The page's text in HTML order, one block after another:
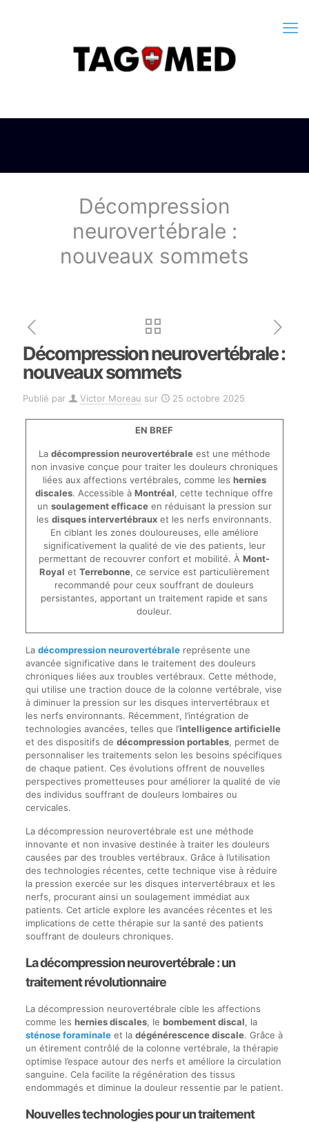
Décompression
neurovertébrale :
nouveaux sommets
Décompression neurovertébrale :
nouveaux sommets
Publié par Victor Moreau sur 25 octobre 2025
EN BREF
La décompression neurovertébraleest une méthode
non invasive conçue pour traiter les douleurs chroniques
liées aux affections vertébrales, comme les hernies
discales. Accessible àMontréal, cette technique offre
un soulagement efficaceen réduisant la pression sur
lesdisques intervertébraux et les nerfs environnants.
En ciblant les zones douloureuses, elle améliore
significativement la qualité de vie des patients, leur
permettant de recouvrer confort et mobilité. ÀMont-
Royal et Terrebonne, ce service est particulièrement
recommandé pour ceux souffrant de douleurs
persistantes, apportant un traitement rapide et sans
douleur.
La décompression neurovertébralereprésente une
avancée significative dans le traitement des douleurs
chroniques liées aux troubles vertébraux. Cette méthode,
qui utilise une traction douce de la colonne vertébrale, vise
à diminuer la pression sur les disques intervertébraux et
les nerfs environnants. Récemment, l’intégration de
technologies avancées, telles que l’intelligence artificielle
et des dispositifs de décompression portables, permet de
personnaliser les traitements selon les besoins spécifiques
de chaque patient. Ces évolutions offrent de nouvelles
perspectives prometteuses pour améliorer la qualité de vie
des individus souffrant de douleurs lombaires ou
cervicales.
La décompression neurovertébrale est une méthode
innovante et non invasive destinée à traiter les douleurs
causées par des troubles vertébraux. Grâce à l’utilisation
des technologies récentes, cette technique vise à réduire
la pression exercée sur les disques intervertébraux et les
nerfs, procurant ainsi un soulagement immédiat aux
patients. Cet article explore les avancées récentes et les
implications de cette thérapie sur la santé des patients
souffrant de douleurs chroniques.
La décompression neurovertébrale : un
traitement révolutionnaire
La décompression neurovertébrale cible les affections
comme les hernies discales, le bombement discal, la
sténose foraminaleet la dégénérescence discale. Grâce à
un étirement contrôlé de la colonne vertébrale, la thérapie
optimise l’espace autour des nerfs et améliore la circulation
sanguine. Cela facilite la régénération des tissus
endommagés et diminue la douleur ressentie par le patient.
Nouvelles technologies pour un traitement